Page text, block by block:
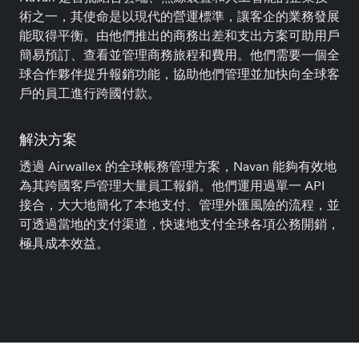
術之一，其使命是以現代的營運標準，讓客企的業務發展
能取得平衡。由他們推出的商務出差和支出方案可助用戶
簡易預訂、查看並管理商務旅程和費用。他們需要一個全
球合作夥伴提升報銷功能，協助他們管理並加快向全球客
戶的員工進行跨國付款。
解決方案
透過 Airwallex 的全球帳務管理方案，Navan 能夠有效地
為其跨國客戶管理大量員工報銷。他們運用過單一 API
接合，大大地簡化了本地支付、管理外匯風險的流程，並
可透過當地的支付渠道，快速地支付全球各項公務開銷，
極具成本效益。